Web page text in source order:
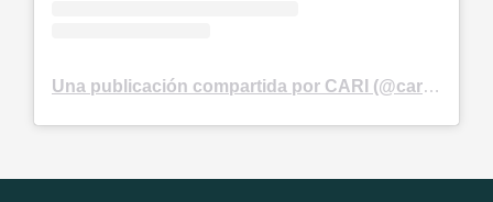
Una publicación compartida por CARI (@cari.consejo)